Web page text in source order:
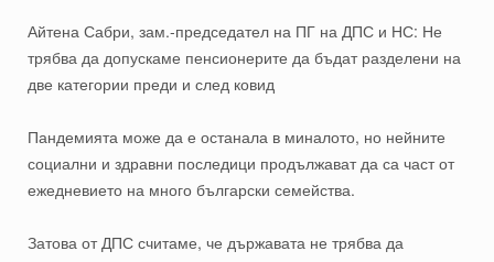
Айтена Сабри, зам.-председател на ПГ на ДПС и НС: Не
трябва да допускаме пенсионерите да бъдат разделени на
две категории преди и след ковид
Пандемията може да е останала в миналото, но нейните
социални и здравни последици продължават да са част от
ежедневието на много български семейства.
Затова от ДПС считаме, че държавата не трябва да